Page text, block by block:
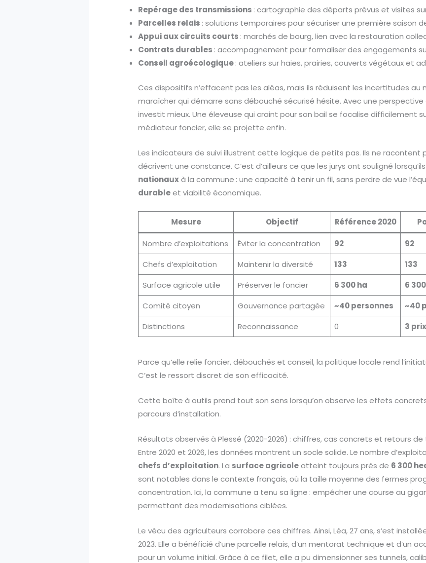
Repérage des transmissions : cartographie des départs prévus et visites
Parcelles relais : solutions temporaires pour sécuriser une première saison
Appui aux circuits courts : marchés de bourg, lien avec la restauration
Contrats durables : accompagnement pour formaliser des engagements
Conseil agroécologique: ateliers sur haies, prairies, couverts végétaux et
Ces dispositifs n’effacent pas les aléas, mais ils réduisent les incertitudes au
maraîcher qui démarre sans débouché sécurisé hésite. Avec une
investit mieux. Une éleveuse qui craint pour son bail se focalise difficilement
médiateur foncier, elle se projette enfin.
Les indicateurs de suivi illustrent cette logique de petits pas. Ils ne racontent
décrivent une constance. C’est d’ailleurs ce que les jurys ont souligné
nationauxà la commune : une capacité à tenir un fil, sans perdre de vue
durableet viabilité économique.
Mesure Objectif Référence 2020
Nombre d’exploitations Éviter la concentration 92 92
Chefs d’exploitation
Maintenir la diversité 133 133
Surface agricole utile
Préserver le foncier 6 300 ha 6
Comité citoyen
Gouvernance partagée ~40 personnes ~40
Distinctions
Reconnaissance 0 3
Parce qu’elle relie foncier, débouchés et conseil, la politique locale rend
C’est le ressort discret de son efficacité.
Cette boîte à outils prend tout son sens lorsqu’on observe les effets
parcours d’installation.
Résultats observés à Plessé (2020-2026) : chiffres, cas concrets et retours de
Entre 2020 et 2026, les données montrent un socle solide. Le nombre
chefs d’exploitation. La surface agricoleatteint toujours près de 6 300
sont notables dans le contexte français, où la taille moyenne des fermes
concentration. Ici, la commune a tenu sa ligne : empêcher une course au
permettant des modernisations ciblées.
Le vécu des agriculteurs corrobore ces chiffres. Ainsi, Léa, 27 ans, s’est
2023. Elle a bénéficié d’une parcelle relais, d’un mentorat technique et d’un
pour un volume initial. Grâce à ce filet, elle a pu dimensionner ses tunnels,